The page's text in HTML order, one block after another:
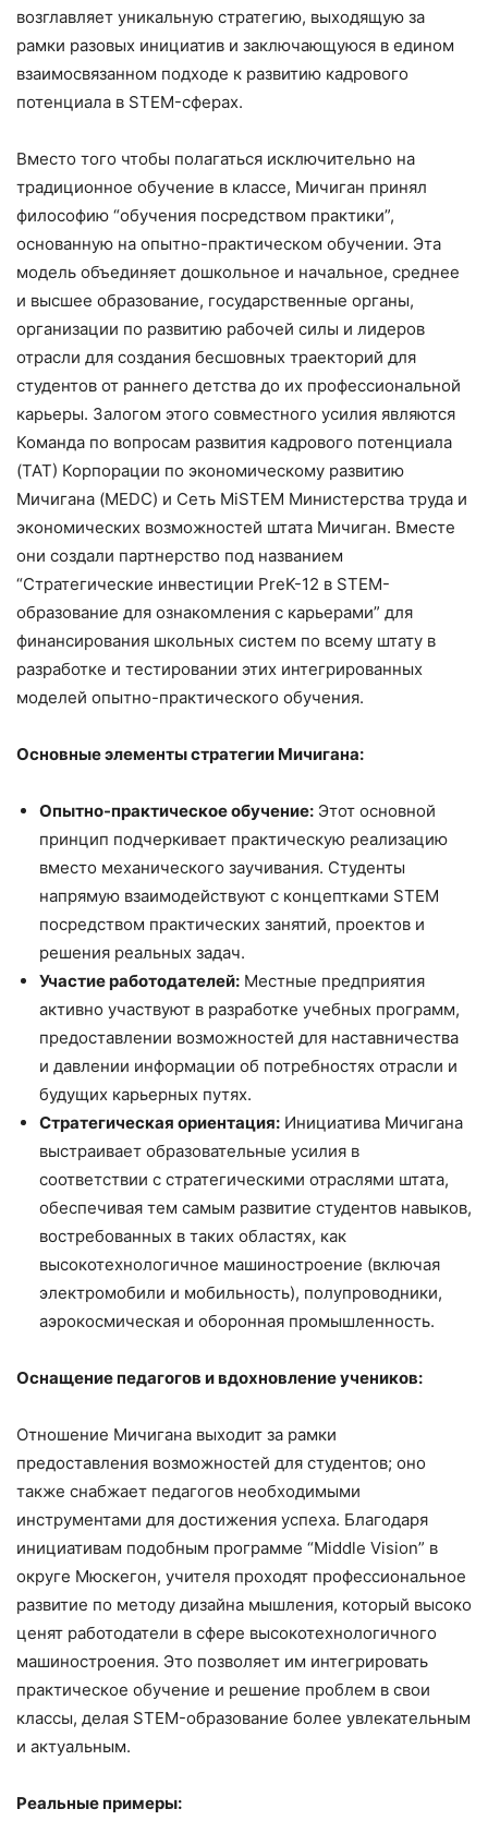
возглавляет уникальную стратегию, выходящую за
рамки разовых инициатив и заключающуюся в едином
взаимосвязанном подходе к развитию кадрового
потенциала в STEM-сферах.
Вместо того чтобы полагаться исключительно на
традиционное обучение в классе, Мичиган принял
философию “обучения посредством практики”,
основанную на опытно-практическом обучении. Эта
модель объединяет дошкольное и начальное, среднее
и высшее образование, государственные органы,
организации по развитию рабочей силы и лидеров
отрасли для создания бесшовных траекторий для
студентов от раннего детства до их профессиональной
карьеры. Залогом этого совместного усилия являются
Команда по вопросам развития кадрового потенциала
(TAT) Корпорации по экономическому развитию
Мичигана (MEDC) и Сеть MiSTEM Министерства труда и
экономических возможностей штата Мичиган. Вместе
они создали партнерство под названием
“Стратегические инвестиции PreK-12 в STEM-
образование для ознакомления с карьерами” для
финансирования школьных систем по всему штату в
разработке и тестировании этих интегрированных
моделей опытно-практического обучения.
Основные элементы стратегии Мичигана:
Опытно-практическое обучение: Этот основной
принцип подчеркивает практическую реализацию
вместо механического заучивания. Студенты
напрямую взаимодействуют с концептками STEM
посредством практических занятий, проектов и
решения реальных задач.
Участие работодателей: Местные предприятия
активно участвуют в разработке учебных программ,
предоставлении возможностей для наставничества
и давлении информации об потребностях отрасли и
будущих карьерных путях.
Стратегическая ориентация: Инициатива Мичигана
выстраивает образовательные усилия в
соответствии с стратегическими отраслями штата,
обеспечивая тем самым развитие студентов навыков,
востребованных в таких областях, как
высокотехнологичное машиностроение (включая
электромобили и мобильность), полупроводники,
аэрокосмическая и оборонная промышленность.
Оснащение педагогов и вдохновление учеников:
Отношение Мичигана выходит за рамки
предоставления возможностей для студентов; оно
также снабжает педагогов необходимыми
инструментами для достижения успеха. Благодаря
инициативам подобным программе “Middle Vision” в
округе Мюскегон, учителя проходят профессиональное
развитие по методу дизайна мышления, который высоко
ценят работодатели в сфере высокотехнологичного
машиностроения. Это позволяет им интегрировать
практическое обучение и решение проблем в свои
классы, делая STEM-образование более увлекательным
и актуальным.
Реальные примеры: